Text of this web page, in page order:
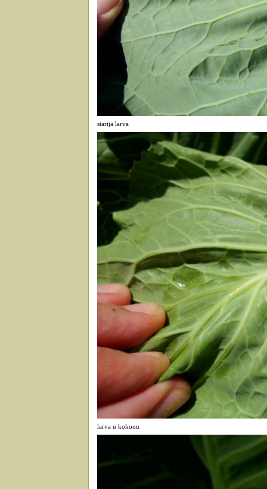
starija larva
larva u kokonu